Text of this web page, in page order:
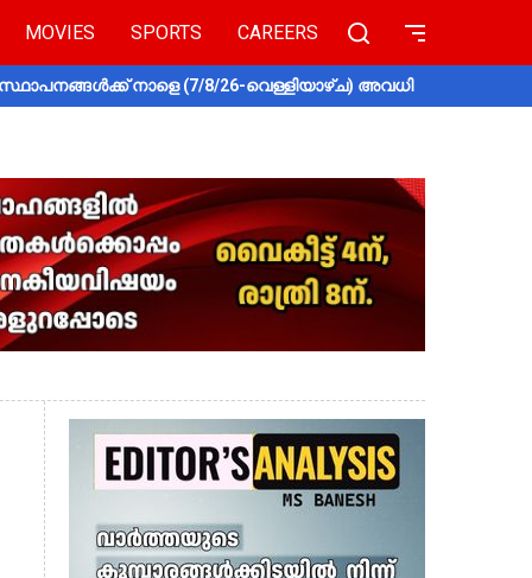
MOVIES SPORTS CAREERS
നാളെ (7/8/26-വെള്ളിയാഴ്ച) അവധി